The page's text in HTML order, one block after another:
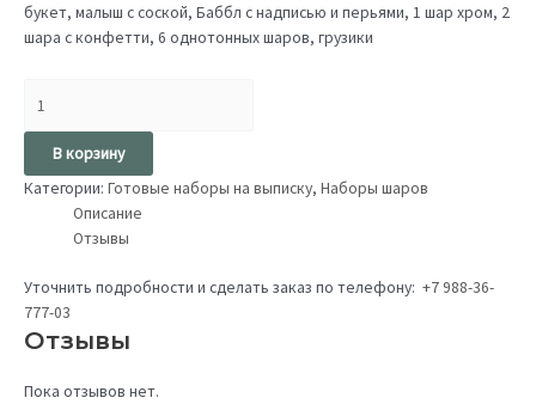
букет, малыш с соской, Баббл с надписью и перьями, 1 шар хром, 2
шара с конфетти, 6 однотонных шаров, грузики
В корзину
Категории: Готовые наборы на выписку, Наборы шаров
Описание
Отзывы
Уточнить подробности и сделать заказ по телефону: +7 988-36-
777-03
Отзывы
Пока отзывов нет.